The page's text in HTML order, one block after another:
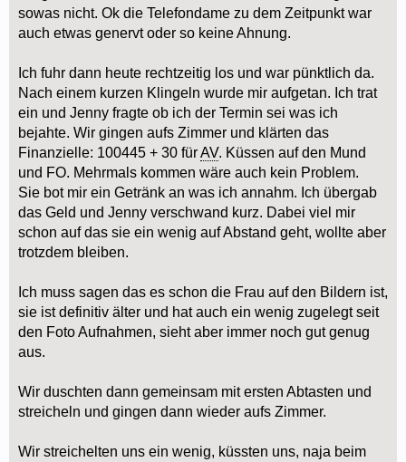
sowas nicht. Ok die Telefondame zu dem Zeitpunkt war
auch etwas genervt oder so keine Ahnung.
Ich fuhr dann heute rechtzeitig los und war pünktlich da.
Nach einem kurzen Klingeln wurde mir aufgetan. Ich trat
ein und Jenny fragte ob ich der Termin sei was ich
bejahte. Wir gingen aufs Zimmer und klärten das
Finanzielle: 100445 + 30 fürAV. Küssen auf den Mund
und FO. Mehrmals kommen wäre auch kein Problem.
Sie bot mir ein Getränk an was ich annahm. Ich übergab
das Geld und Jenny verschwand kurz. Dabei viel mir
schon auf das sie ein wenig auf Abstand geht, wollte aber
trotzdem bleiben.
Ich muss sagen das es schon die Frau auf den Bildern ist,
sie ist definitiv älter und hat auch ein wenig zugelegt seit
den Foto Aufnahmen, sieht aber immer noch gut genug
aus.
Wir duschten dann gemeinsam mit ersten Abtasten und
streicheln und gingen dann wieder aufs Zimmer.
Wir streichelten uns ein wenig, küssten uns, naja beim